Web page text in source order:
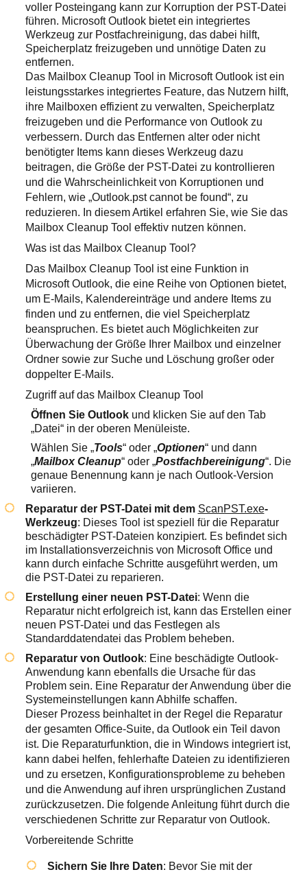
voller Posteingang kann zur Korruption der PST-Datei
führen. Microsoft Outlook bietet ein integriertes
Werkzeug zur Postfachreinigung, das dabei hilft,
Speicherplatz freizugeben und unnötige Daten zu
entfernen.
Das Mailbox Cleanup Tool in Microsoft Outlook ist ein
leistungsstarkes integriertes Feature, das Nutzern hilft,
ihre Mailboxen effizient zu verwalten, Speicherplatz
freizugeben und die Performance von Outlook zu
verbessern. Durch das Entfernen alter oder nicht
benötigter Items kann dieses Werkzeug dazu
beitragen, die Größe der PST-Datei zu kontrollieren
und die Wahrscheinlichkeit von Korruptionen und
Fehlern, wie „Outlook.pst cannot be found“, zu
reduzieren. In diesem Artikel erfahren Sie, wie Sie das
Mailbox Cleanup Tool effektiv nutzen können.
Was ist das Mailbox Cleanup Tool?
Das Mailbox Cleanup Tool ist eine Funktion in
Microsoft Outlook, die eine Reihe von Optionen bietet,
um E-Mails, Kalendereinträge und andere Items zu
finden und zu entfernen, die viel Speicherplatz
beanspruchen. Es bietet auch Möglichkeiten zur
Überwachung der Größe Ihrer Mailbox und einzelner
Ordner sowie zur Suche und Löschung großer oder
doppelter E-Mails.
Zugriff auf das Mailbox Cleanup Tool
Öffnen Sie Outlookund klicken Sie auf den Tab
„Datei“ in der oberen Menüleiste.
Wählen Sie „Tools“ oder „Optionen“ und dann
„Mailbox Cleanup“ oder „Postfachbereinigung“. Die
genaue Benennung kann je nach Outlook-Version
variieren.
Reparatur der PST-Datei mit dem ScanPST.exe-
Werkzeug: Dieses Tool ist speziell für die Reparatur
beschädigter PST-Dateien konzipiert. Es befindet sich
im Installationsverzeichnis von Microsoft Office und
kann durch einfache Schritte ausgeführt werden, um
die PST-Datei zu reparieren.
Erstellung einer neuen PST-Datei: Wenn die
Reparatur nicht erfolgreich ist, kann das Erstellen einer
neuen PST-Datei und das Festlegen als
Standarddatendatei das Problem beheben.
Reparatur von Outlook: Eine beschädigte Outlook-
Anwendung kann ebenfalls die Ursache für das
Problem sein. Eine Reparatur der Anwendung über die
Systemeinstellungen kann Abhilfe schaffen.
Dieser Prozess beinhaltet in der Regel die Reparatur
der gesamten Office-Suite, da Outlook ein Teil davon
ist. Die Reparaturfunktion, die in Windows integriert ist,
kann dabei helfen, fehlerhafte Dateien zu identifizieren
und zu ersetzen, Konfigurationsprobleme zu beheben
und die Anwendung auf ihren ursprünglichen Zustand
zurückzusetzen. Die folgende Anleitung führt durch die
verschiedenen Schritte zur Reparatur von Outlook.
Vorbereitende Schritte
Sichern Sie Ihre Daten: Bevor Sie mit der